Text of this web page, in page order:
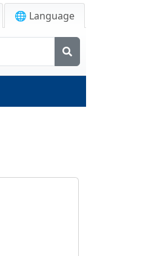
🌐 Language